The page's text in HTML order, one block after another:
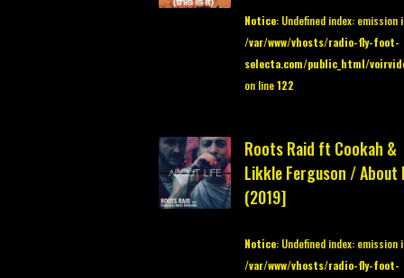
Notice: Undefined index: emission
/var/www/vhosts/radio-fly-foot-
selecta.com/public_html/
on line122
Roots Raid ft Cookah &
Likkle Ferguson / About
(2019]
Notice: Undefined index: emission
/var/www/vhosts/radio-fly-foot-